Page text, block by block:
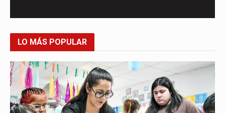
LO MÁS POPULAR